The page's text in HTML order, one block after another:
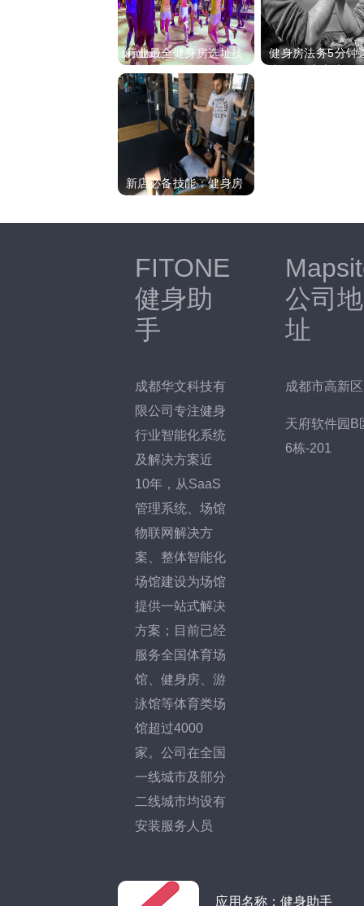
行业最全健身房选址技
巧及盈利模式指南|新
健身房法务5分钟
新店必备技能：健身房
FITONE
健身助
手
成都华文科技有
限公司专注健身
行业智能化系统
及解决方案近
10年，从SaaS
管理系统、场馆
物联网解决方
案、整体智能化
场馆建设为场馆
提供一站式解决
方案；目前已经
服务全国体育场
馆、健身房、游
泳馆等体育类场
馆超过4000
家。公司在全国
一线城市及部分
二线城市均设有
安装服务人员
公司地
址
成都市高新区
天府软件园B
6栋-201
应用名称：健身助手